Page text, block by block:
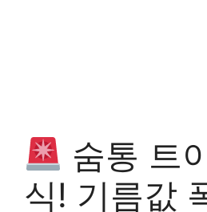
숨통 트
식! 기름값